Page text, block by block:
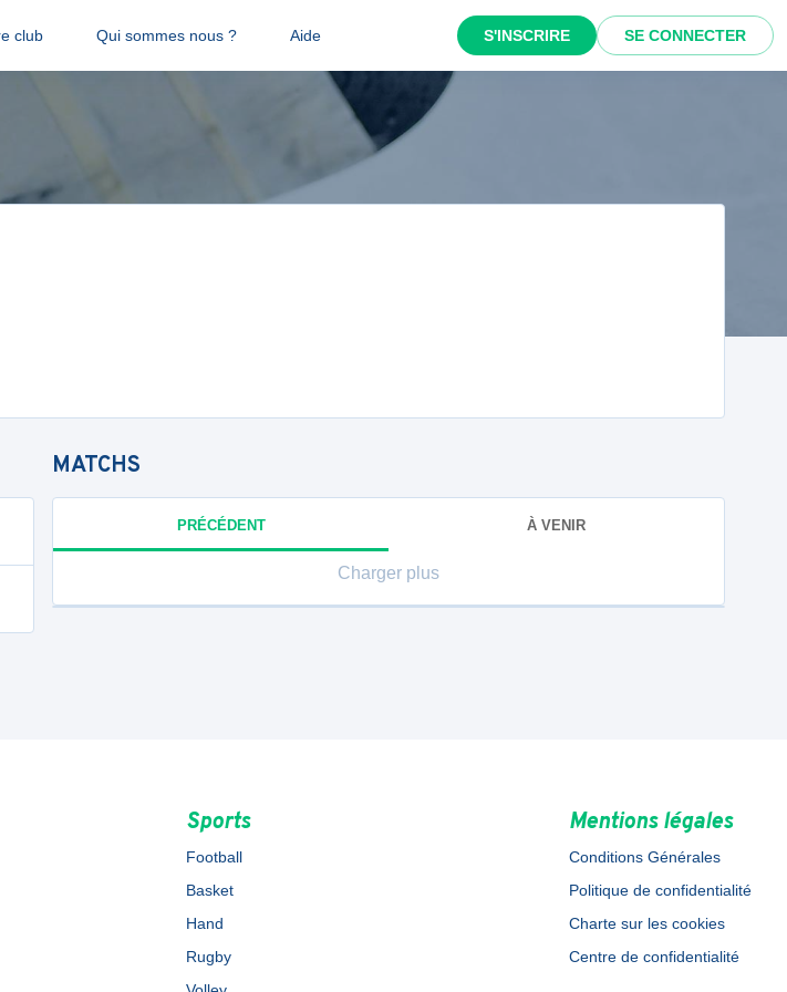
club Qui sommes nous ? Aide S'INSCRIRE SE CONNECTER
MATCHS
PRÉCÉDENT À VENIR
Charger plus
Sports
Football
Basket
Hand
Rugby
Mentions légales
Conditions Générales
Politique de confidentialité
Charte sur les cookies
Centre de confidentialité